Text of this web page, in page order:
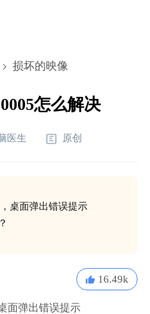
损坏的映像
怎么解决
医生 原创
桌面弹出错误提示
16.49k
面弹出错误提示